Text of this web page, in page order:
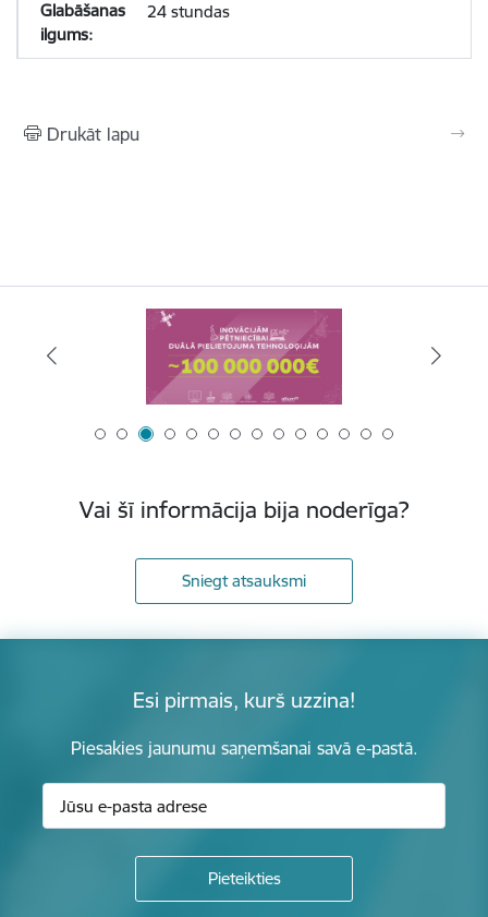
24 stundas
Drukāt lapu
Vai šī informācija bija noderīga?
Sniegt atsauksmi
Esi pirmais, kurš uzzina!
Piesakies jaunumu saņemšanai savā e-pastā.